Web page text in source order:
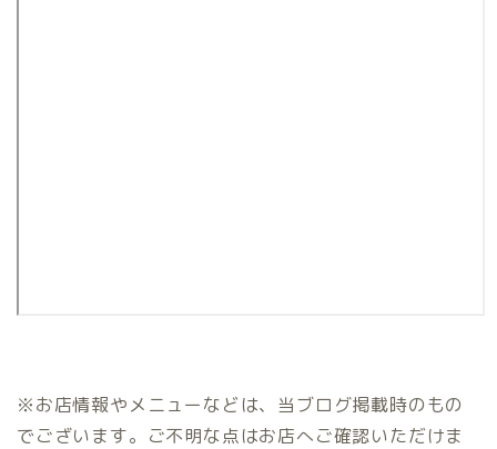
※お店情報やメニューなどは、当ブログ掲載時のもの
でございます。ご不明な点はお店へご確認いただけま